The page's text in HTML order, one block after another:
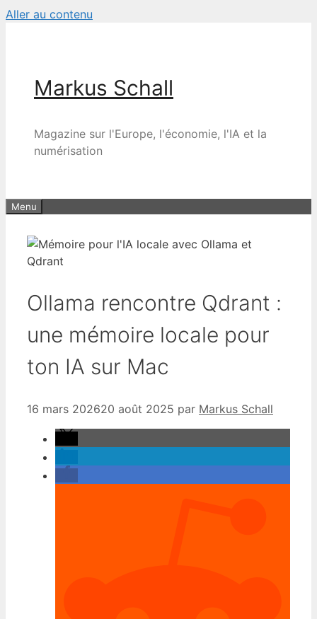
Aller au contenu
Markus Schall
Magazine sur l'Europe, l'économie, l'IA et la
numérisation
Menu
Ollama rencontre Qdrant :
une mémoire locale pour
ton IA sur Mac
16 mars 202620 août 2025 par Markus Schall